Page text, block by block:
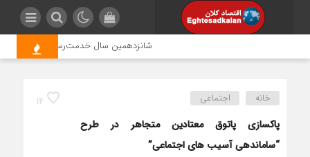
شانزدهمین سال خدمت‌رسانی موکب امام
14 خانه اجتماعی
پاکسازی پاتوق معتادین متجاهر در طرح
“ساماندهی آسیب های اجتماعی”